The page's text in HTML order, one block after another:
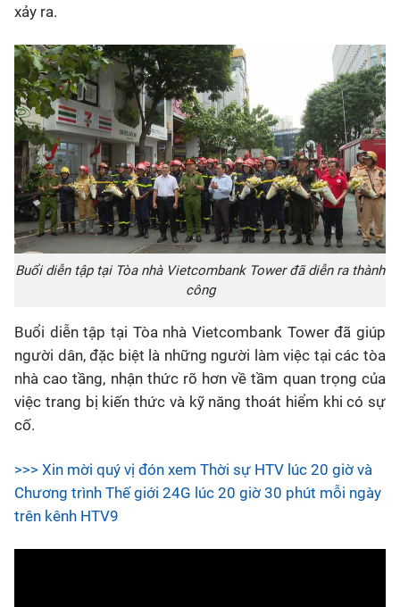
xảy ra.
Buổi diễn tập tại Tòa nhà Vietcombank Tower đã diễn ra thành
công
Buổi diễn tập tại Tòa nhà Vietcombank Tower đã giúp
người dân, đặc biệt là những người làm việc tại các tòa
nhà cao tầng, nhận thức rõ hơn về tầm quan trọng của
việc trang bị kiến thức và kỹ năng thoát hiểm khi có sự
cố.
>>> Xin mời quý vị đón xem Thời sự HTV lúc 20 giờ và
Chương trình Thế giới 24G lúc 20 giờ 30 phút mỗi ngày
trên kênh HTV9